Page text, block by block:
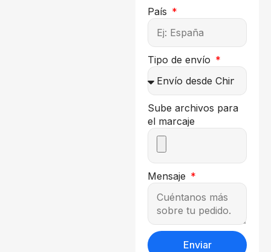
País
Tipo de envío
Sube archivos para
el marcaje
Mensaje
Enviar